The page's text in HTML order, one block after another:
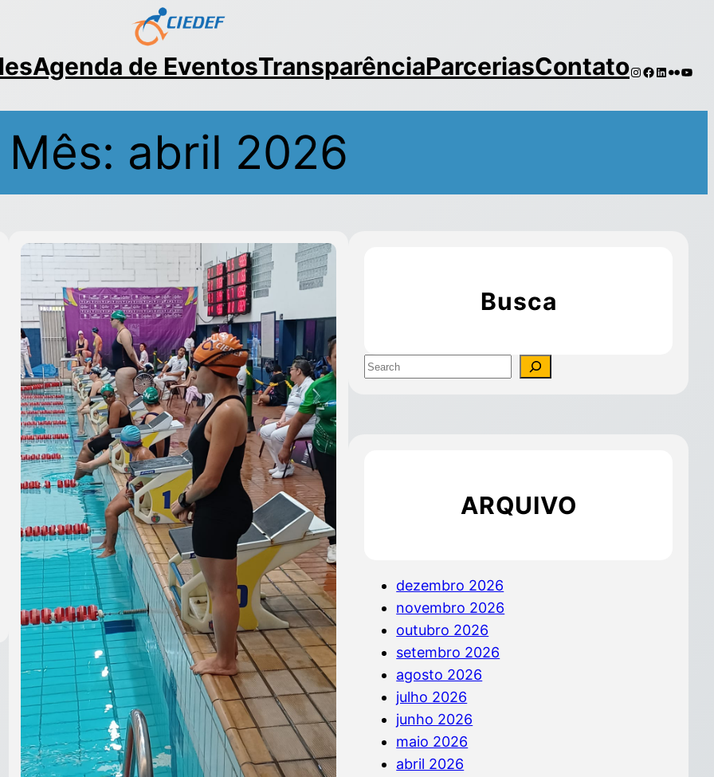
Agenda de EventosTransparênciaParceriasContato
Mês: abril 2026
Busca
ARQUIVO
dezembro 2026
novembro 2026
outubro 2026
setembro 2026
agosto 2026
julho 2026
junho 2026
maio 2026
abril 2026